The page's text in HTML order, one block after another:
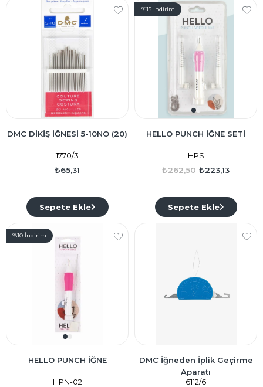
DMC DİKİŞ İĞNESİ 5-10NO (20)
1770/3
₺65,31
Sepete Ekle
HELLO PUNCH İĞNE SETİ
HPS
₺223,13
₺262,50
Sepete Ekle
%15 İndirim
HELLO PUNCH İĞNE
HPN-02
%10 İndirim
DMC İğneden İplik Geçirme
Aparatı
6112/6